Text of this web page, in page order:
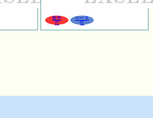
販売
可
リース
可